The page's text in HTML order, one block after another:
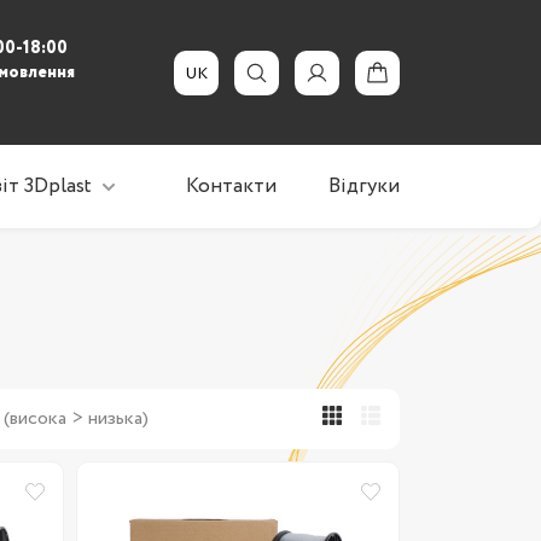
18:00
UK
3Dplast Контакти Відгуки
> низька)